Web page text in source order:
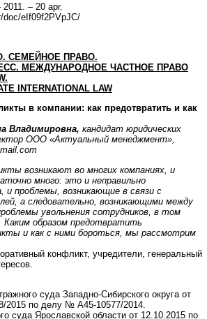
– 20 apr.
doc/eIf09f2PVpJC/
СЕМЕЙНОЕ ПРАВО.
МЕЖДУНАРОДНОЕ ЧАСТНОЕ ПРАВО
.
INTERNATIONAL LAW
в компании: как предотвратить и как
Владимировна, кандидат юридических
ООО «Актуальный менеджмент»,
возникают во многих компаниях, и
много: это и неправильно
и проблемы, возникающие в связи с
а следовательно, возникающими между
увольнения сотрудников, в том
Каким образом предотвратить
и как с ними бороться, мы рассмотрим
конфликт, учредители, генеральный
суда Западно-Сибирского округа от
2015 по делу № А45-10577/2014.
суда Ярославской области от 12.10.2015 по